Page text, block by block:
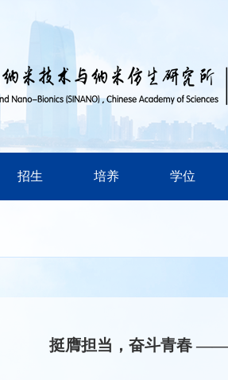
招生 培养 学位
挺膺担当，奋斗青春 ——